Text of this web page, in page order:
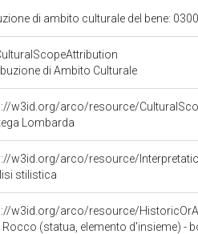
di ambito culturale del bene:
di Ambito Culturale
w3id.org/arco/resource/
Lombarda
w3id.org/arco/resource/
stilistica
w3id.org/arco/resource/
Rocco (statua, elemento d'insieme) -